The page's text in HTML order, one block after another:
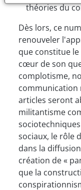
théories du
Dès lors, ce
renouveler
que constitue
cœur de son
complotisme,
communication
articles seront
militantisme
sociaux, le rôle
dans la
création de «
que la